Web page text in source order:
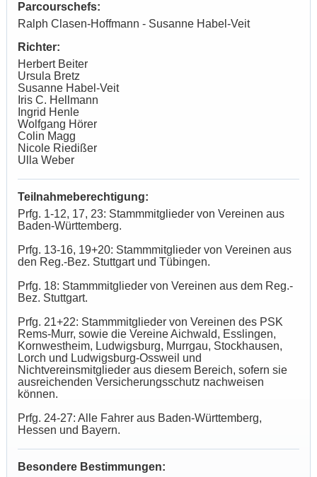
Parcourschefs:
Ralph Clasen-Hoffmann - Susanne Habel-Veit
Richter:
Herbert Beiter
Ursula Bretz
Susanne Habel-Veit
Iris C. Hellmann
Ingrid Henle
Wolfgang Hörer
Colin Magg
Nicole Riedißer
Ulla Weber
Teilnahmeberechtigung:
Prfg. 1-12, 17, 23: Stammmitglieder von Vereinen aus
Baden-Württemberg.
Prfg. 13-16, 19+20: Stammmitglieder von Vereinen aus
den Reg.-Bez. Stuttgart und Tübingen.
Prfg. 18: Stammmitglieder von Vereinen aus dem Reg.-
Bez. Stuttgart.
Prfg. 21+22: Stammmitglieder von Vereinen des PSK
Rems-Murr, sowie die Vereine Aichwald, Esslingen,
Kornwestheim, Ludwigsburg, Murrgau, Stockhausen,
Lorch und Ludwigsburg-Ossweil und
Nichtvereinsmitglieder aus diesem Bereich, sofern sie
ausreichenden Versicherungsschutz nachweisen
können.
Prfg. 24-27: Alle Fahrer aus Baden-Württemberg,
Hessen und Bayern.
Besondere Bestimmungen: